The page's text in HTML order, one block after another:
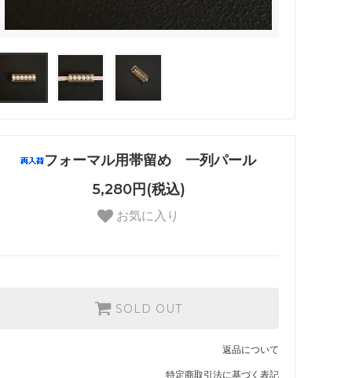
フォーマル用帯留め 一列パール
5,280円(税込)
お気に入り
SOLD OUT
返品について
特定商取引法に基づく表記